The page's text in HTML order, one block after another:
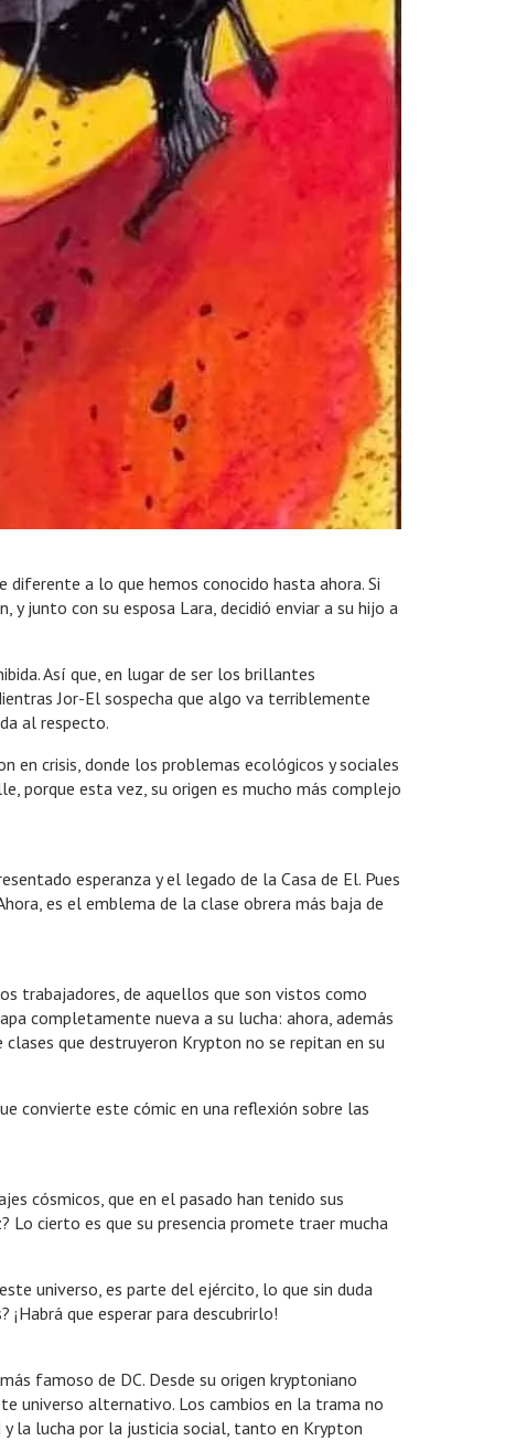
a lo que hemos conocido hasta ahora. Si
junto con su esposa Lara, decidió enviar a su hijo a
Así que, en lugar de ser los brillantes
Jor-El sospecha que algo va terriblemente
al respecto.
en crisis, donde los problemas ecológicos y sociales
porque esta vez, su origen es mucho más complejo
esperanza y el legado de la Casa de El. Pues
es el emblema de la clase obrera más baja de
trabajadores, de aquellos que son vistos como
completamente nueva a su lucha: ahora, además
que destruyeron Krypton no se repitan en su
convierte este cómic en una reflexión sobre las
cósmicos, que en el pasado han tenido sus
Lo cierto es que su presencia promete traer mucha
universo, es parte del ejército, lo que sin duda
que esperar para descubrirlo!
famoso de DC. Desde su origen kryptoniano
universo alternativo. Los cambios en la trama no
y la lucha por la justicia social, tanto en Krypton